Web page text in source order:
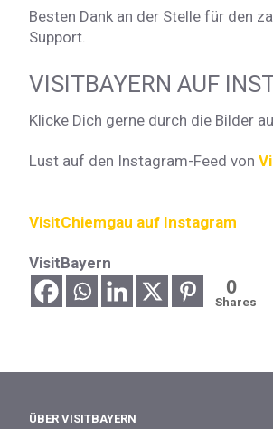
Besten Dank an der Stelle für den
Support.
VISITBAYERN AUF
Klicke Dich gerne durch die Bilder
Lust auf den Instagram-Feed von
VisitChiemgau auf Instagram
VisitBayern
0
Shares
ÜBER VISITBAYERN